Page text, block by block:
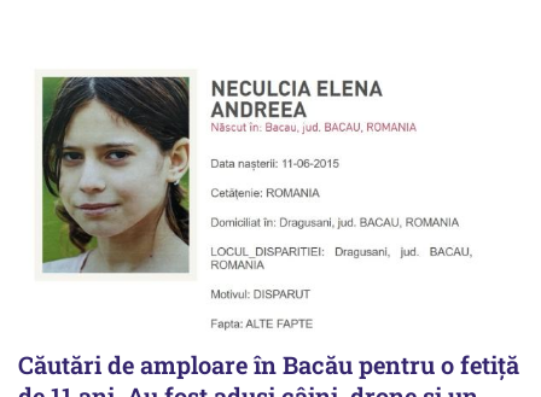
Căutări de amploare în Bacău pentru o fetiță